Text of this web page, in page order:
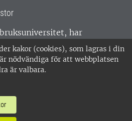
kakor (cookies), som lagras i din
nödvändiga för att webbplatsen
är valbara.
har
Sverige. Huvudorter är
Umeå.SLU är
ISO 14001. •
nr: 202100-2817 •
av